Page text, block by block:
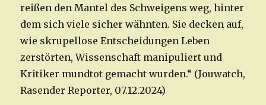
reißen den Mantel des Schweigens weg, hinter
dem sich viele sicher wähnten. Sie decken auf,
wie skrupellose Entscheidungen Leben
zerstörten, Wissenschaft manipuliert und
Kritiker mundtot gemacht wurden.“ (Jouwatch,
Rasender Reporter, 07.12.2024)